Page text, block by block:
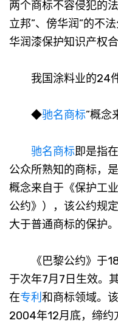
两个商标不容侵犯的
立邦”、傍华润”的不
华润漆保护知识产权
我国涂料业的24
◆驰名商标”概念
驰名商标即是指
公众所熟知的商标，
概念来自于《保护工
公约》），该公约规
大于普通商标的保护。
《巴黎公约》于
于次年7月7日生效。
在专利 和商标领域。
2004年12月底，缔约